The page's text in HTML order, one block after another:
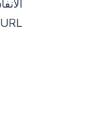
URL عامًا.